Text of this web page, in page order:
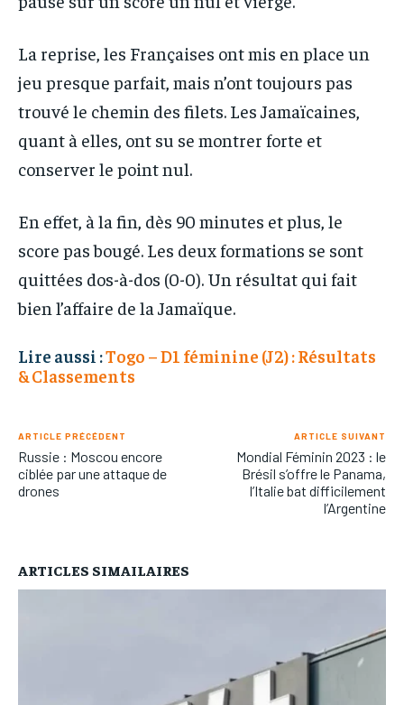
La reprise, les Françaises ont mis en place un
jeu presque parfait, mais n’ont toujours pas
trouvé le chemin des filets. Les Jamaïcaines,
quant à elles, ont su se montrer forte et
conserver le point nul.
En effet, à la fin, dès 90 minutes et plus, le
score pas bougé. Les deux formations se sont
quittées dos-à-dos (0-0). Un résultat qui fait
bien l’affaire de la Jamaïque.
Lire aussi :Togo – D1 féminine (J2) : Résultats
& Classements
ARTICLE PRÉCÉDENT
Russie : Moscou encore
ciblée par une attaque de
drones
ARTICLE SUIVANT
Mondial Féminin 2023 : le
Brésil s’offre le Panama,
l’Italie bat difficilement
l’Argentine
ARTICLES SIMAILAIRES